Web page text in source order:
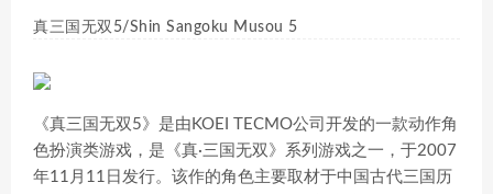
真三国无双5/Shin Sangoku Musou 5
《真三国无双5》是由KOEI TECMO公司开发的一款动作角
色扮演类游戏，是《真·三国无双》系列游戏之一，于2007
年11月11日发行。该作的角色主要取材于中国古代三国历